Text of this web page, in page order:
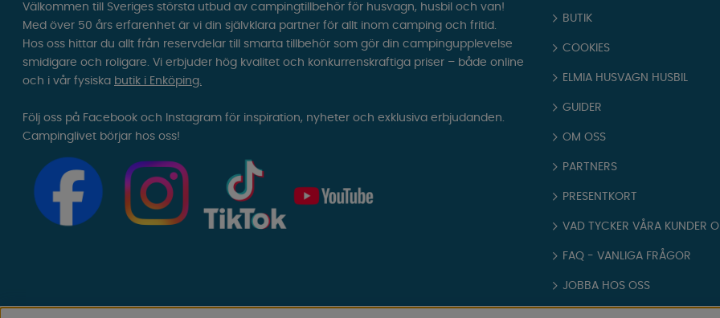
BUTIK
COOKIES
ELMIA HUSVAGN HUSBIL
GUIDER
OM OSS
PARTNERS
PRESENTKORT
VAD TYCKER VÅRA KUNDER
FAQ - VANLIGA FRÅGOR
JOBBA HOS OSS
Välkommen till Sveriges största utbud av campingtillbehör för husvagn, husbil och van!
Med över 50 års erfarenhet är vi din självklara partner för allt inom camping och fritid.
Hos oss hittar du allt från reservdelar till smarta tillbehör som gör din campingupplevelse
smidigare och roligare. Vi erbjuder hög kvalitet och konkurrenskraftiga priser – både online
och i vår fysiska butik i Enköping.
Följ oss på Facebook och Instagram för inspiration, nyheter och exklusiva erbjudanden.
Campinglivet börjar hos oss!